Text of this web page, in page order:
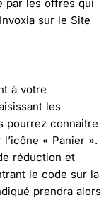
par les offres qui
sur le Site
à votre
les
pourrez connaitre
« Panier ».
réduction et
le code sur la
prendra alors